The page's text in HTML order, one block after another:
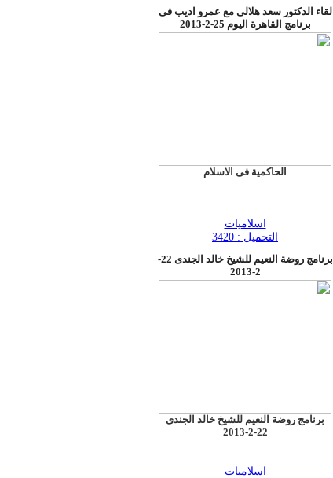
لقاء الدكتور سعد هلالى مع عمرو اديب فى
برنامج القاهرة اليوم 25-2-2013
الحاكمية فى الاسلام
اسلاميات
التحميل : 3420
برنامج روضة النعيم للشيخ خالد الجندى 22-
2-2013
برنامج روضة النعيم للشيخ خالد الجندى
22-2-2013
اسلاميات